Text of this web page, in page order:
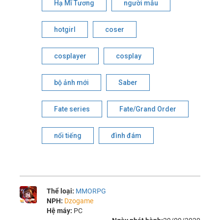
Hạ Mĩ Tương người mẫu
hotgirl coser
cosplayer cosplay
bộ ảnh mới Saber
Fate series Fate/Grand Order
nổi tiếng đình đám
Thể loại: MMORPG
NPH: Dzogame
Hệ máy: PC